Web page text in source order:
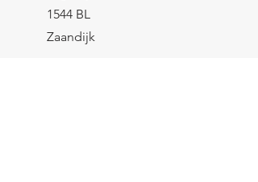
1544 BL
Zaandijk